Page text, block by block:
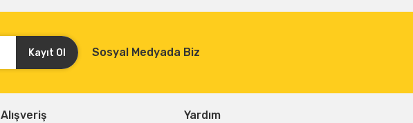
Kayıt Ol Sosyal Medyada Biz
Alışveriş Yardım